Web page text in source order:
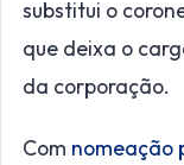
substitui o
que deixa o
da corporação.
Com nomeação